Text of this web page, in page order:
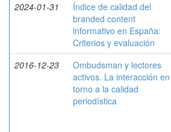
2024-01-31
Índice de calidad del
branded content
informativo en España:
Criterios y evaluación
2016-12-23
Ombudsman y lectores
activos. La interacción en
torno a la calidad
periodística